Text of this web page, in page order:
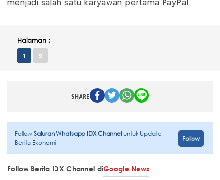
menjadi salah satu karyawan pertama PayPal.
Halaman :
1 2
SHARE
FollowSaluran Whatsapp IDX Channeluntuk Update
Berita Ekonomi
Follow
Follow Berita IDX Channel diGoogle News